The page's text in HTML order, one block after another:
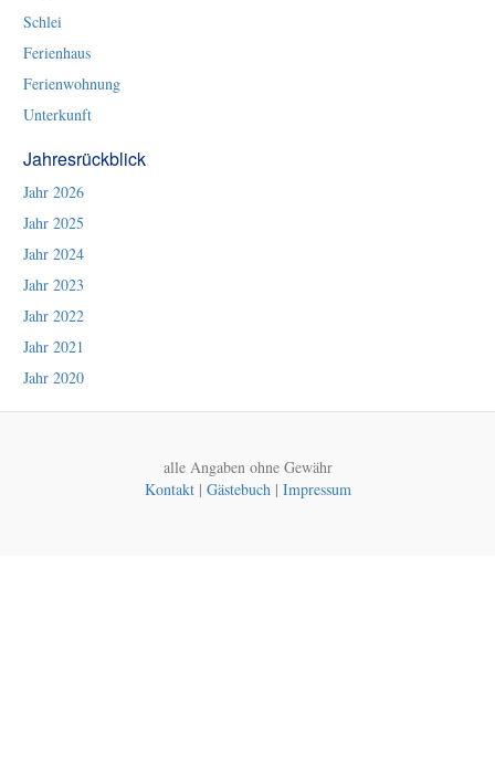
Schlei
Ferienhaus
Ferienwohnung
Unterkunft
Jahresrückblick
Jahr 2026
Jahr 2025
Jahr 2024
Jahr 2023
Jahr 2022
Jahr 2021
Jahr 2020
alle Angaben ohne Gewähr
Kontakt| Gästebuch| Impressum